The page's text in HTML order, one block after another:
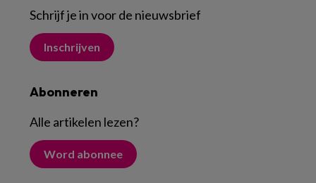
Schrijf je in voor de nieuwsbrief
Inschrijven
Abonneren
Alle artikelen lezen?
Word abonnee